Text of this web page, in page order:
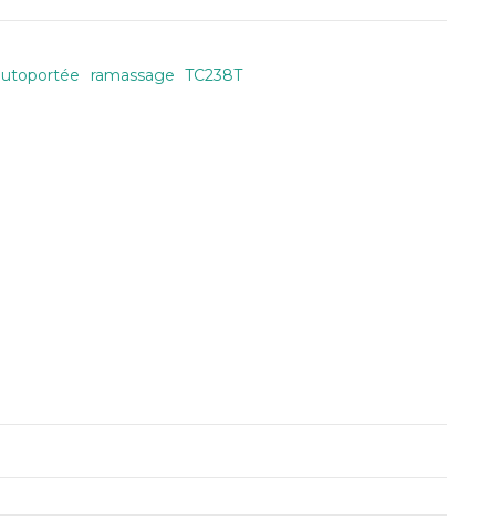
ramassage TC238T